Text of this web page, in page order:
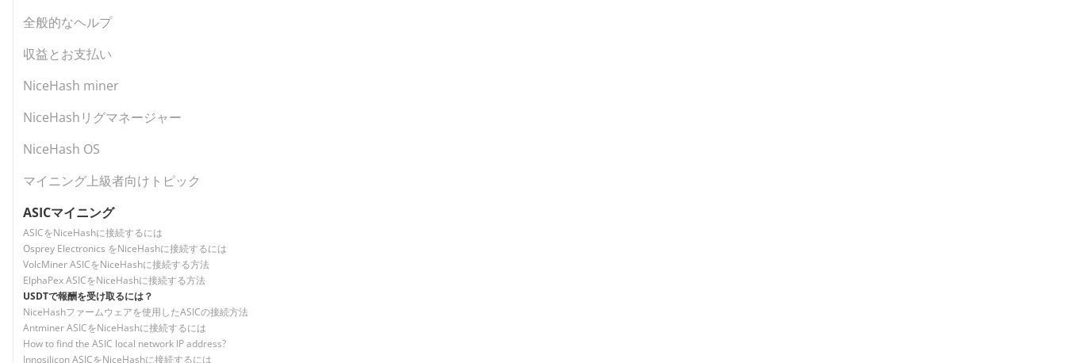
全般的なヘルプ
収益とお支払い
NiceHash miner
NiceHashリグマネージャー
NiceHash OS
マイニング上級者向けトピック
ASICマイニング
ASICをNiceHashに接続するには
Osprey Electronics をNiceHashに接続するには
VolcMiner ASICをNiceHashに接続する方法
ElphaPex ASICをNiceHashに接続する方法
USDTで報酬を受け取るには？
NiceHashファームウェアを使用したASICの接続方法
Antminer ASICをNiceHashに接続するには
How to find the ASIC local network IP address?
Innosilicon ASICをNiceHashに接続するには